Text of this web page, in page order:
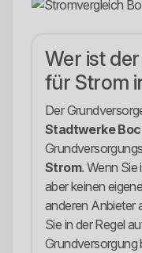
Wer ist
für Strom
Der
Stadtwerke
Strom. Wenn Sie
aber keinen
anderen Anbieter
Sie in der Regel
Grundversorgung